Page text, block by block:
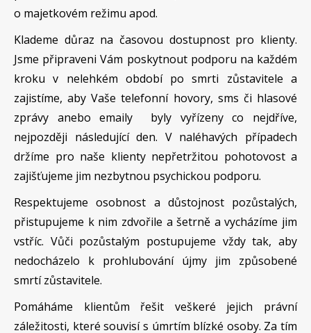
o majetkovém režimu apod.
Klademe důraz na časovou dostupnost pro klienty.
Jsme připraveni Vám poskytnout podporu na každém
kroku v nelehkém období po smrti zůstavitele a
zajistíme, aby Vaše telefonní hovory, sms či hlasové
zprávy anebo emaily byly vyřízeny co nejdříve,
nejpozději následující den. V naléhavých případech
držíme pro naše klienty nepřetržitou pohotovost a
zajišťujeme jim nezbytnou psychickou podporu.
Respektujeme osobnost a důstojnost pozůstalých,
přistupujeme k nim zdvořile a šetrně a vycházíme jim
vstříc. Vůči pozůstalým postupujeme vždy tak, aby
nedocházelo k prohlubování újmy jim způsobené
smrtí zůstavitele.
Pomáháme klientům řešit veškeré jejich právní
záležitosti, které souvisí s úmrtím blízké osoby. Za tím